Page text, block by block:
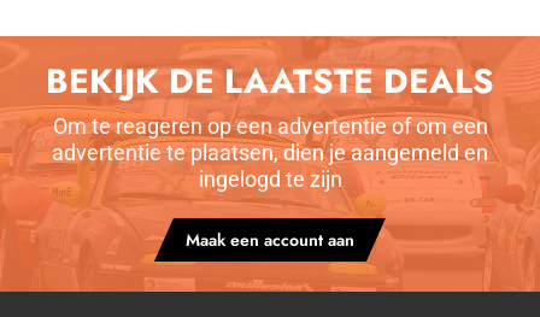
BEKIJK DE LAATSTE DEALS
Om te reageren op een advertentie of om een
advertentie te plaatsen, dien je aangemeld en
ingelogd te zijn
Maak een account aan